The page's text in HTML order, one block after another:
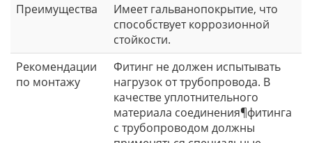
Преимущества
Имеет гальванопокрытие, что
способствует коррозионной
стойкости.
Рекомендации
по монтажу
Фитинг не должен испытывать
нагрузок от трубопровода. В
качестве уплотнительного
материала соединения¶фитинга
с трубопроводом должны